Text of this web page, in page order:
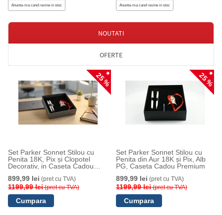
Anunta-ma cand revine in stoc Anunta-ma cand revine in stoc
NOUTATI
OFERTE
25 %
Set Parker Sonnet Stilou cu
Penita 18K, Pix și Clopotel
Decorativ, in Caseta Cadou
899,99 lei (pret cu TVA)
1199,99 lei(pret cu TVA)
25 %
Set Parker Sonnet Stilou cu
Penita din Aur 18K și Pix, Alb
PG, Caseta Cadou Premium
899,99 lei (pret cu TVA)
1199,99 lei(pret cu TVA)